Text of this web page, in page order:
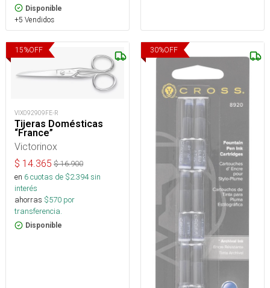
Disponible
+5 Vendidos
15%OFF
VIX092909FE-R
Tijeras Domésticas
“France”
Victorinox
$ 14.365 $16.900
en 6cuotas de $2.394sin
interés
ahorras $570 por
transferencia.
Disponible
30%OFF